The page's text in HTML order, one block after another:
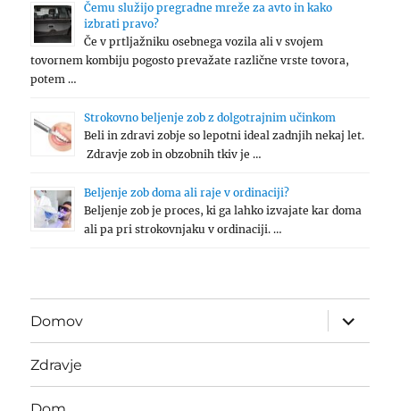
Čemu služijo pregradne mreže za avto in kako
izbrati pravo?
Če v prtljažniku osebnega vozila ali v svojem
tovornem kombiju pogosto prevažate različne vrste tovora,
potem …
Strokovno beljenje zob z dolgotrajnim učinkom
Beli in zdravi zobje so lepotni ideal zadnjih nekaj let.
Zdravje zob in obzobnih tkiv je …
Beljenje zob doma ali raje v ordinaciji?
Beljenje zob je proces, ki ga lahko izvajate kar doma
ali pa pri strokovnjaku v ordinaciji. …
Domov
expand
child
menu
Zdravje